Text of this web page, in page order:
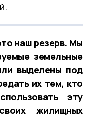
наш резерв. Мы
земельные
выделены под
их тем, кто
эту
жилищных